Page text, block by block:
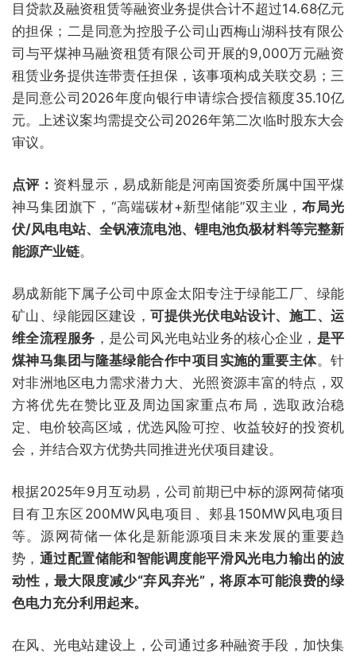
目贷款及融资租赁等融资业务提供合计不超过14.68亿元
的担保；二是同意为控股子公司山西梅山湖科技有限公
司与平煤神马融资租赁有限公司开展的9,000万元融资
租赁业务提供连带责任担保，该事项构成关联交易；三
是同意公司2026年度向银行申请综合授信额度35.10亿
元。上述议案均需提交公司2026年第二次临时股东大会
审议。
点评： 资料显示，易成新能是河南国资委所属中国平煤
神马集团旗下，“高端碳材+新型储能”双主业，布局光
伏/风电电站、全钒液流电池、锂电池负极材料等完整新
能源产业链。
易成新能下属子公司中原金太阳专注于绿能工厂、绿能
矿山、绿能园区建设，可提供光伏电站设计、施工、运
维全流程服务 ，是公司风光电站业务的核心企业， 是平
煤神马集团与隆基绿能合作中项目实施的重要主体。针
对非洲地区电力需求潜力大、光照资源丰富的特点，双
方将优先在赞比亚及周边国家重点布局，选取政治稳
定、电价较高区域，优选风险可控、收益较好的投资机
会，并结合双方优势共同推进光伏项目建设。
根据2025年9月互动易，公司前期已中标的源网荷储项
目有卫东区200MW风电项目、郏县150MW风电项目
等。源网荷储一体化是新能源项目未来发展的重要趋
势， 通过配置储能和智能调度能平滑风光电力输出的波
动性，最大限度减少“弃风弃光”，将原本可能浪费的绿
色电力充分利用起来。
在风、光电站建设上，公司通过多种融资手段，加快集